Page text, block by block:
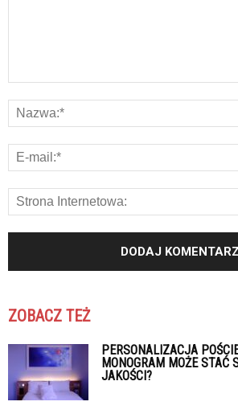
ZOBACZ TEŻ
PERSONALIZACJA
MONOGRAM MOŻE STAĆ
JAKOŚCI?